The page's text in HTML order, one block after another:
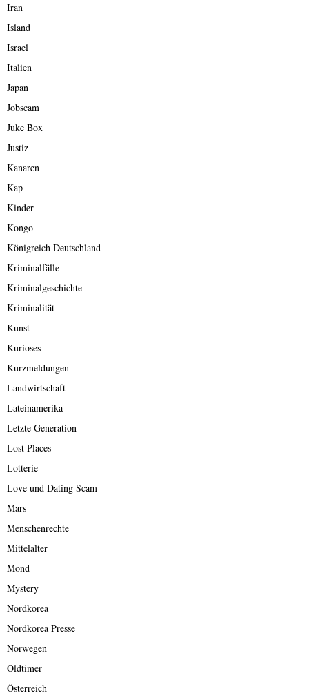
Iran
Island
Israel
Italien
Japan
Jobscam
Juke Box
Justiz
Kanaren
Kap
Kinder
Kongo
Königreich Deutschland
Kriminalfälle
Kriminalgeschichte
Kriminalität
Kunst
Kurioses
Kurzmeldungen
Landwirtschaft
Lateinamerika
Letzte Generation
Lost Places
Lotterie
Love und Dating Scam
Mars
Menschenrechte
Mittelalter
Mond
Mystery
Nordkorea
Nordkorea Presse
Norwegen
Oldtimer
Österreich